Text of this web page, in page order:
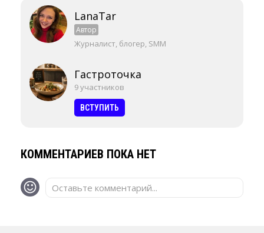
LanaTar
Автор
Журналист, блогер, SMM
Гастроточка
9 участников
ВСТУПИТЬ
КОММЕНТАРИЕВ ПОКА НЕТ
Оставьте комментарий...